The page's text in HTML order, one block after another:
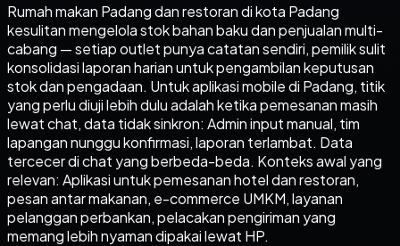
Rumah makan Padang dan restoran di kota Padang
kesulitan mengelola stok bahan baku dan penjualan multi-
cabang — setiap outlet punya catatan sendiri, pemilik sulit
konsolidasi laporan harian untuk pengambilan keputusan
stok dan pengadaan. Untuk aplikasi mobile di Padang, titik
yang perlu diuji lebih dulu adalah ketika pemesanan masih
lewat chat, data tidak sinkron: Admin input manual, tim
lapangan nunggu konfirmasi, laporan terlambat. Data
tercecer di chat yang berbeda-beda. Konteks awal yang
relevan: Aplikasi untuk pemesanan hotel dan restoran,
pesan antar makanan, e-commerce UMKM, layanan
pelanggan perbankan, pelacakan pengiriman yang
memang lebih nyaman dipakai lewat HP.